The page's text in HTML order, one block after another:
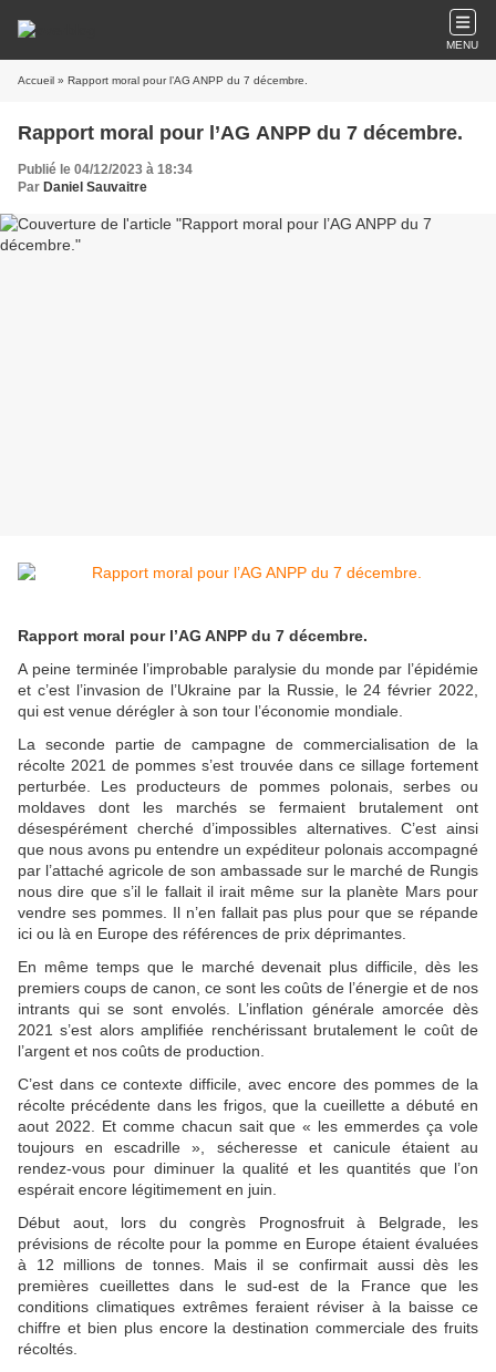
MENU
Accueil » Rapport moral pour l’AG ANPP du 7 décembre.
Rapport moral pour l’AG ANPP du 7 décembre.
Publié le 04/12/2023 à 18:34
Par Daniel Sauvaitre
Rapport moral pour l’AG ANPP du 7 décembre.
A peine terminée l’improbable paralysie du monde par l’épidémie
et c’est l’invasion de l’Ukraine par la Russie, le 24 février 2022,
qui est venue dérégler à son tour l’économie mondiale.
La seconde partie de campagne de commercialisation de la
récolte 2021 de pommes s’est trouvée dans ce sillage fortement
perturbée. Les producteurs de pommes polonais, serbes ou
moldaves dont les marchés se fermaient brutalement ont
désespérément cherché d’impossibles alternatives. C’est ainsi
que nous avons pu entendre un expéditeur polonais accompagné
par l’attaché agricole de son ambassade sur le marché de Rungis
nous dire que s’il le fallait il irait même sur la planète Mars pour
vendre ses pommes. Il n’en fallait pas plus pour que se répande
ici ou là en Europe des références de prix déprimantes.
En même temps que le marché devenait plus difficile, dès les
premiers coups de canon, ce sont les coûts de l’énergie et de nos
intrants qui se sont envolés. L’inflation générale amorcée dès
2021 s’est alors amplifiée renchérissant brutalement le coût de
l’argent et nos coûts de production.
C’est dans ce contexte difficile, avec encore des pommes de la
récolte précédente dans les frigos, que la cueillette a débuté en
aout 2022. Et comme chacun sait que « les emmerdes ça vole
toujours en escadrille », sécheresse et canicule étaient au
rendez-vous pour diminuer la qualité et les quantités que l’on
espérait encore légitimement en juin.
Début aout, lors du congrès Prognosfruit à Belgrade, les
prévisions de récolte pour la pomme en Europe étaient évaluées
à 12 millions de tonnes. Mais il se confirmait aussi dès les
premières cueillettes dans le sud-est de la France que les
conditions climatiques extrêmes feraient réviser à la baisse ce
chiffre et bien plus encore la destination commerciale des fruits
récoltés.